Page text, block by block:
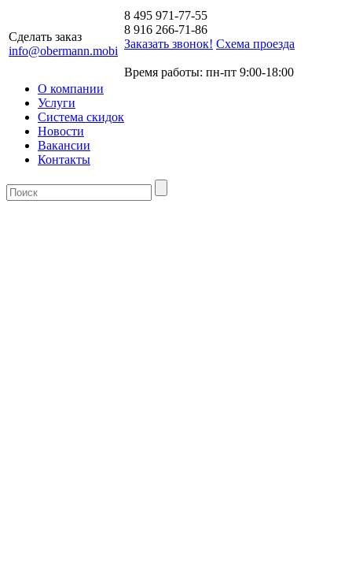
Сделать заказ
info@obermann.mobi
8 495 971-77-55
8 916 266-71-86
Заказать звонок! Схема проезда
Время работы: пн-пт 9:00-18:00
О компании
Услуги
Система скидок
Новости
Вакансии
Контакты